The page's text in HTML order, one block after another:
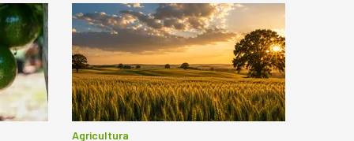
Agricultura